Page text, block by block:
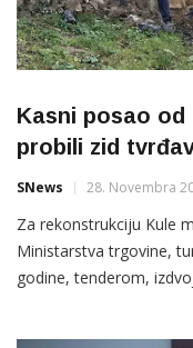
Kasni posao od
probili zid
SNews 28. Novembra
Za rekonstrukciju Kule
Ministarstva trgovine,
godine, tenderom,